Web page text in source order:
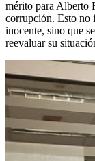
mérito para Alberto
corrupción. Esto no
inocente, sino que
reevaluar su